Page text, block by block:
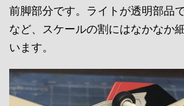
前脚部分です。ライトが透明部品
など、スケールの割にはなかなか
います。